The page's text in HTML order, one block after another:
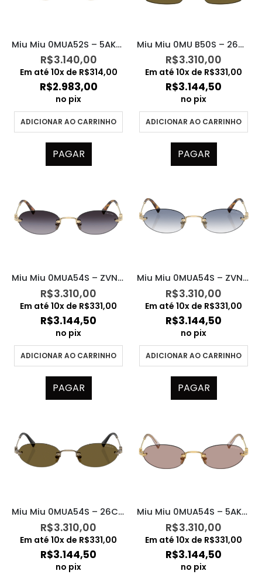
Miu Miu 0MUA52S – 5AK40O
R$3.140,00
Em até 10x de R$314,00
R$2.983,00
no pix
ADICIONAR AO CARRINHO
PAGAR
Miu Miu 0MU B50S – 26C09Z
R$3.310,00
Em até 10x de R$331,00
R$3.144,50
no pix
ADICIONAR AO CARRINHO
PAGAR
Miu Miu 0MUA54S – ZVN5D1
R$3.310,00
Em até 10x de R$331,00
R$3.144,50
no pix
ADICIONAR AO CARRINHO
PAGAR
Miu Miu 0MUA54S – ZVN80O
R$3.310,00
Em até 10x de R$331,00
R$3.144,50
no pix
ADICIONAR AO CARRINHO
PAGAR
Miu Miu 0MUA54S – 26C09Z
R$3.310,00
Em até 10x de R$331,00
R$3.144,50
no pix
Miu Miu 0MUA54S – 5AK20I
R$3.310,00
Em até 10x de R$331,00
R$3.144,50
no pix